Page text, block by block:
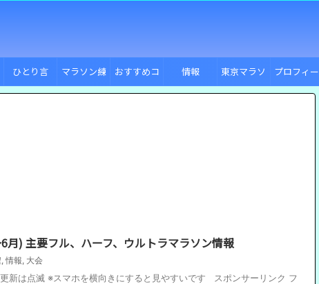
ひとり言 マラソン練 おすすめコ 情報 東京マラソ プロフィー
月) 主要フル、ハーフ、ウルトラマラソン情報
, 情報, 大会
新は点滅 ※スマホを横向きにすると見やすいです スポンサーリンク フ